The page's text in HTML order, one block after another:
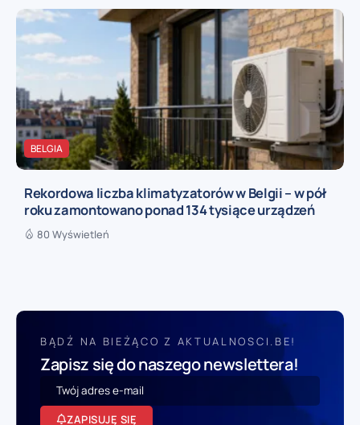
BELGIA
Rekordowa liczba klimatyzatorów w Belgii – w pół
roku zamontowano ponad 134 tysiące urządzeń
80 Wyświetleń
BĄDŹ NA BIEŻĄCO Z AKTUALNOSCI.BE!
Zapisz się do naszego newslettera!
ZAPISUJĘ SIĘ